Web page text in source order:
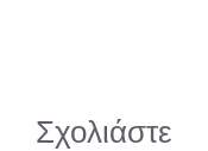
Σχολιάστε